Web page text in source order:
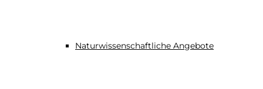
Naturwissenschaftliche Angebote